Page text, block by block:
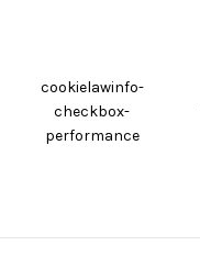
cookielawinfo-
checkbox-
performance